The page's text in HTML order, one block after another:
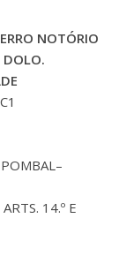
NOTÓRIO
DOLO.
14.º E